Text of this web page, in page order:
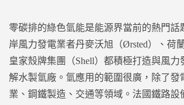
零碳排的綠色氫能是能源界當前的熱門話
岸風力發電業者丹麥沃旭（Ørsted）、荷
皇家殼牌集團（Shell）都積極打造與風
解水製氫廠。氫應用的範圍很廣，除了發
業、鋼鐵製造、交通等領域。法國鐵路設